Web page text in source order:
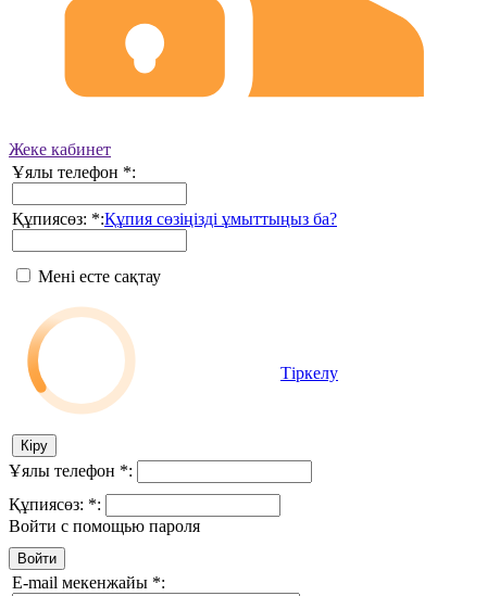
Жеке кабинет
Ұялы телефон *:
Құпиясөз: *:Құпия сөзіңізді ұмыттыңыз ба?
Мені есте сақтау
Тіркелу
Ұялы телефон *:
Құпиясөз: *:
Войти с помощью пароля
E-mail мекенжайы *: